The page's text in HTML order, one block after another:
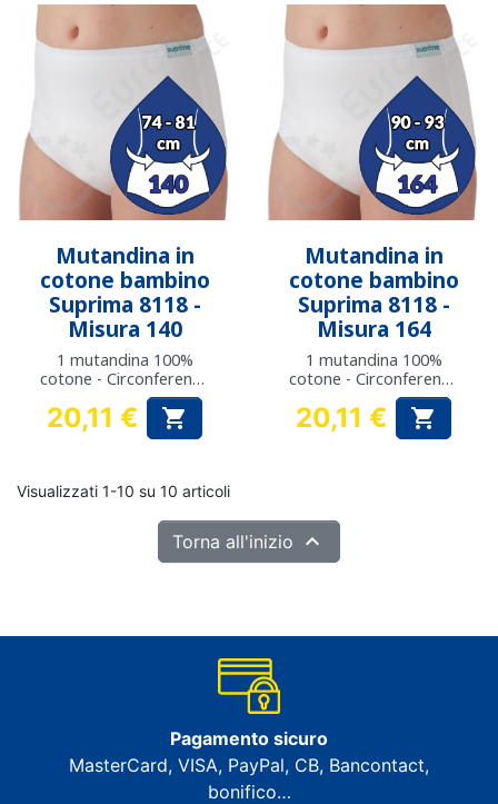
Mutandina in
cotone bambino
Suprima 8118 -
Misura 140
1 mutandina 100%
cotone - Circonferenza
fianchi: da 74 a 81 cm
Prezzo
20,11 € 
Mutandina in
cotone bambino
Suprima 8118 -
Misura 164
1 mutandina 100%
cotone - Circonferenza
fianchi: da 90 a 93 cm
Prezzo
20,11 € 
Visualizzati 1-10 su 10 articoli
Torna all'inizio 
Pagamento sicuro
MasterCard, VISA, PayPal, CB, Bancontact,
bonifico…